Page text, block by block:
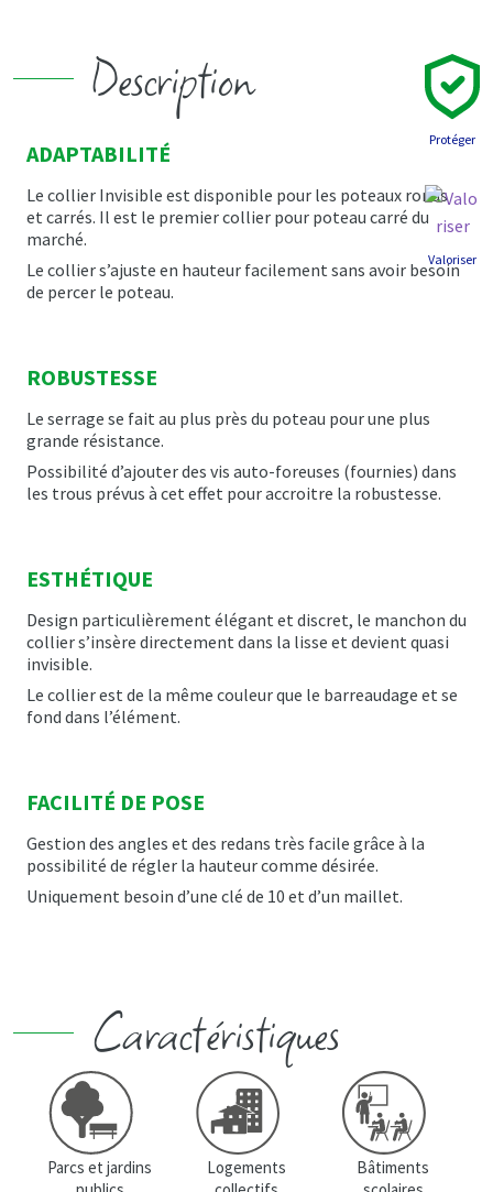
Description
Protéger
Valoriser
ADAPTABILITÉ
Le collier Invisible est disponible pour les poteaux ronds
et carrés. Il est le premier collier pour poteau carré du
marché.
Le collier s’ajuste en hauteur facilement sans avoir besoin
de percer le poteau.
ROBUSTESSE
Le serrage se fait au plus près du poteau pour une plus
grande résistance.
Possibilité d’ajouter des vis auto-foreuses (fournies) dans
les trous prévus à cet effet pour accroitre la robustesse.
ESTHÉTIQUE
Design particulièrement élégant et discret, le manchon du
collier s’insère directement dans la lisse et devient quasi
invisible.
Le collier est de la même couleur que le barreaudage et se
fond dans l’élément.
FACILITÉ DE POSE
Gestion des angles et des redans très facile grâce à la
possibilité de régler la hauteur comme désirée.
Uniquement besoin d’une clé de 10 et d’un maillet.
Caractéristiques
Parcs et jardins
Logements
Bâtiments